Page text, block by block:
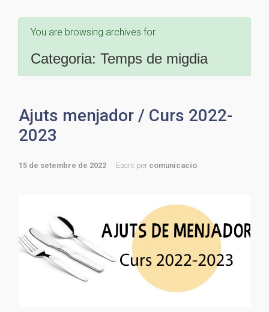
You are browsing archives for
Categoria: Temps de migdia
Ajuts menjador / Curs 2022-
2023
15 de setembre de 2022 Escrit per comunicacio